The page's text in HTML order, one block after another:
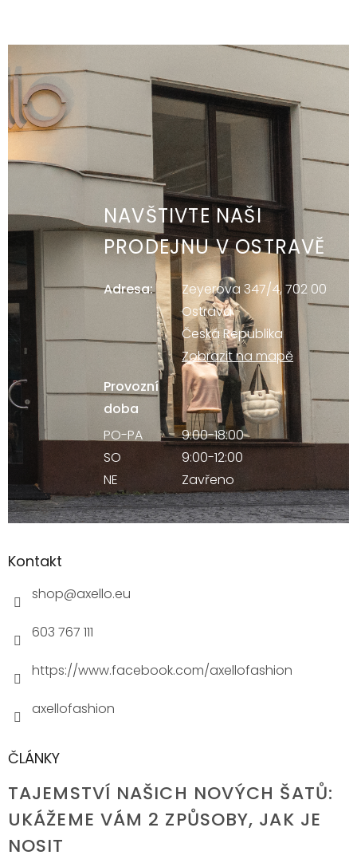
NAVŠTIVTE NAŠI
PRODEJNU V OSTRAVĚ
Adresa:
Zeyerova 347/4, 702 00
Ostrava
Česká Republika
Zobrazit na mapě
Provozní
doba
PO-PA
9:00-18:00
SO
9:00-12:00
NE
Zavřeno
Kontakt
shop@axello.eu
603 767 111
https://www.facebook.com/axellofashion
axellofashion
ČLÁNKY
TAJEMSTVÍ NAŠICH NOVÝCH ŠATŮ:
UKÁŽEME VÁM 2 ZPŮSOBY, JAK JE
NOSIT